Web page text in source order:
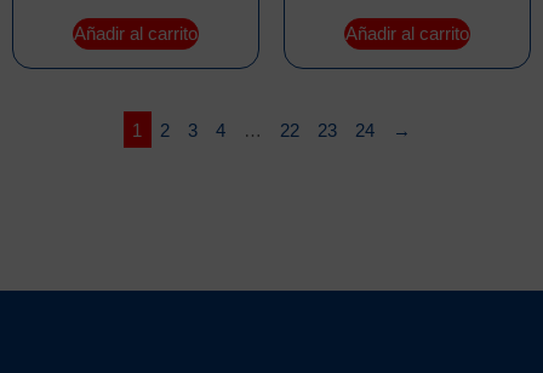
Añadir al carrito Añadir al carrito
1 2 3 4 … 22 23 24 →